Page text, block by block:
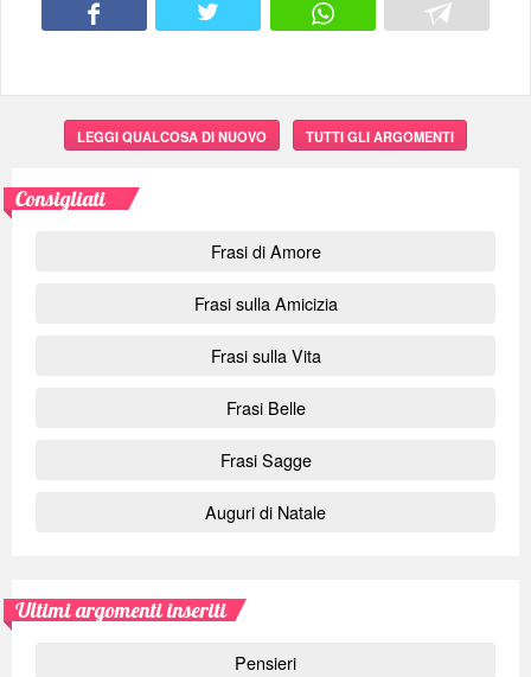
LEGGI QUALCOSA DI NUOVO TUTTI GLI ARGOMENTI
Consigliati
Frasi di Amore
Frasi sulla Amicizia
Frasi sulla Vita
Frasi Belle
Frasi Sagge
Auguri di Natale
Ultimi argomenti inseriti
Pensieri